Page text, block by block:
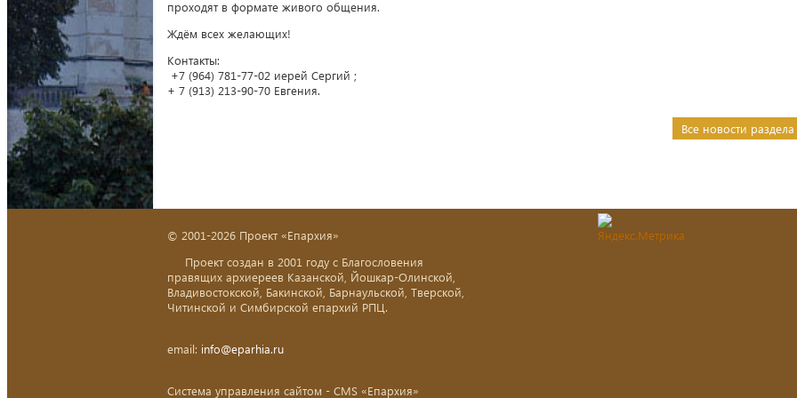
проходят в формате живого общения.
Ждём всех желающих!
Контакты:
+7 (964) 781-77-02 иерей Сергий ;
+ 7 (913) 213-90-70 Евгения.
Все новости
© 2001-2026 Проект «Епархия»
Проект создан в 2001 году с Благословения
правящих архиереев Казанской, Йошкар-Олинской,
Владивостокской, Бакинской, Барнаульской, Тверской,
Читинской и Симбирской епархий РПЦ.
email: info@eparhia.ru
Система управления сайтом - CMS «Епархия»